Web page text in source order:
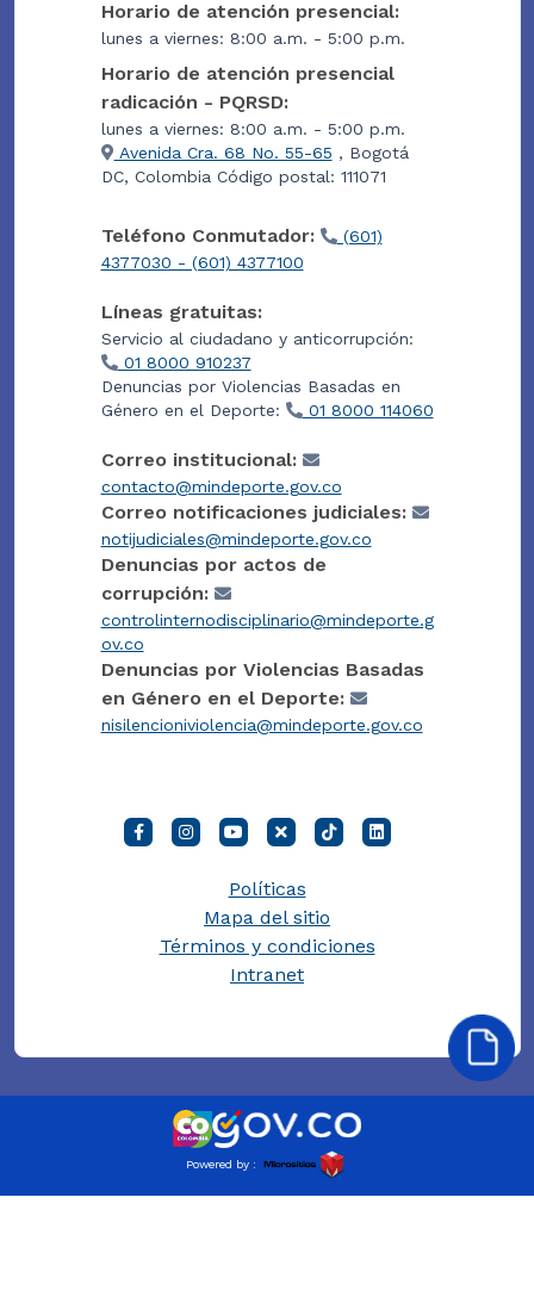
Horario de atención presencial:
lunes a viernes: 8:00 a.m. - 5:00 p.m.
Horario de atención presencial
radicación - PQRSD:
lunes a viernes: 8:00 a.m. - 5:00 p.m.
Avenida Cra. 68 No. 55-65 , Bogotá
DC, Colombia Código postal: 111071
Teléfono Conmutador:
(601)
4377030 - (601) 4377100
Líneas gratuitas:
Servicio al ciudadano y anticorrupción:
01 8000 910237
Denuncias por Violencias Basadas en
Género en el Deporte:
01 8000 114060
Correo institucional:
contacto@mindeporte.gov.co
Correo notificaciones judiciales:
notijudiciales@mindeporte.gov.co
Denuncias por actos de
corrupción:
controlinternodisciplinario@mindeporte.g
ov.co
Denuncias por Violencias Basadas
en Género en el Deporte:
nisilencioniviolencia@mindeporte.gov.co
Políticas
Mapa del sitio
Términos y condiciones
Intranet
Powered by :